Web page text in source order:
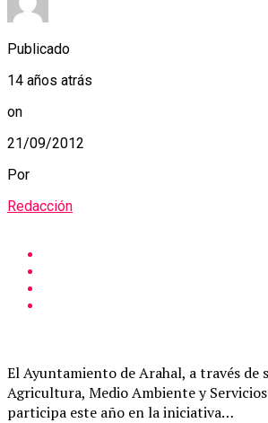
Publicado
14 años atrás
on
21/09/2012
Por
Redacción
El Ayuntamiento de Arahal, a través de
Agricultura, Medio Ambiente y Servicios
participa este año en la iniciativa…